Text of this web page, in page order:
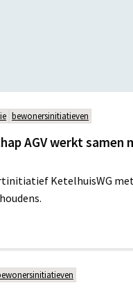
bewonersinitiatieven
AGV werkt samen
KetelhuisWG